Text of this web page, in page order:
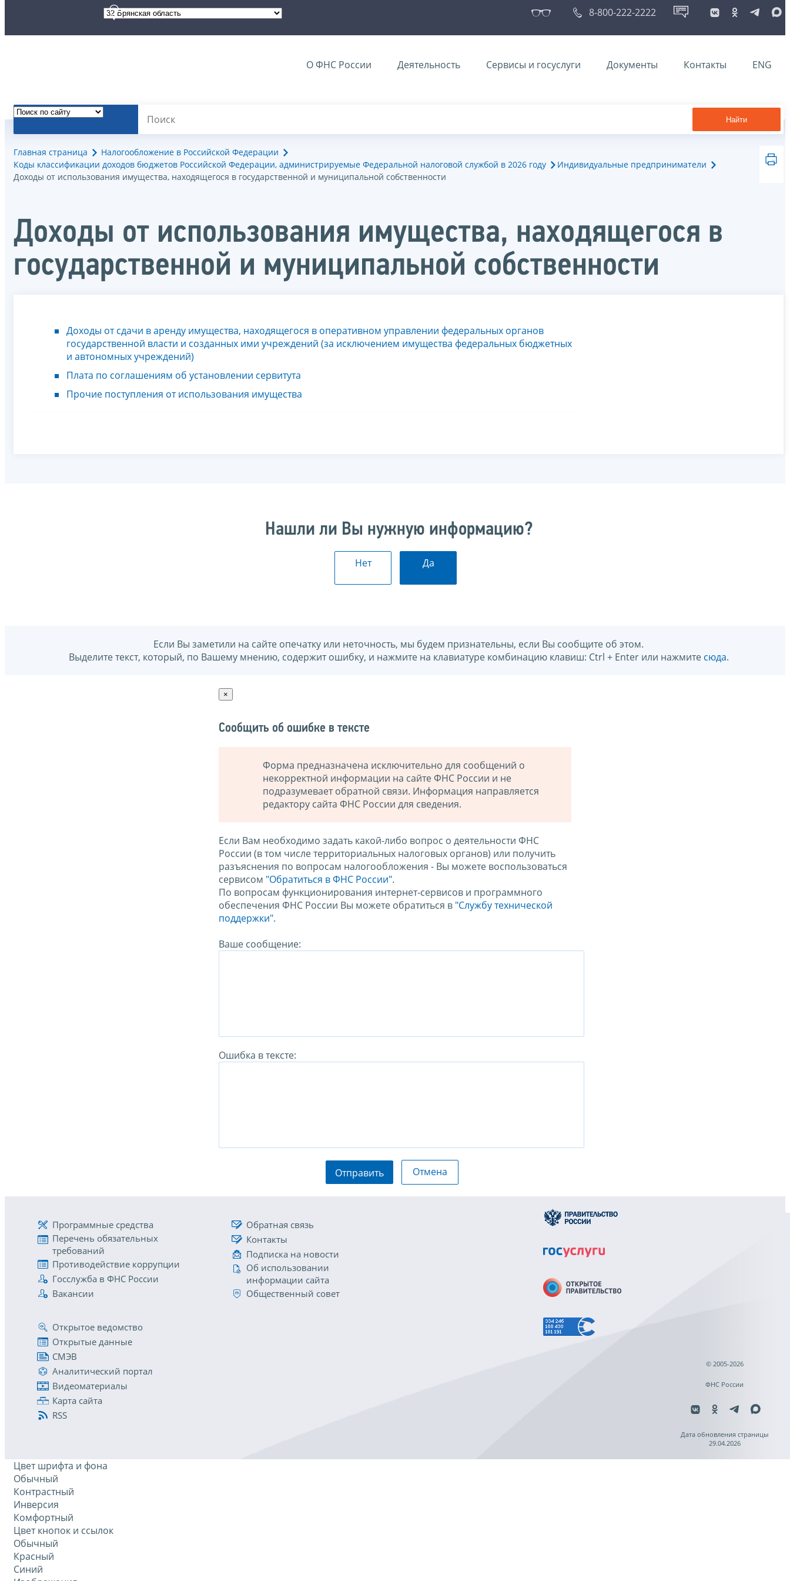
8-800-222-2222
О ФНС России Деятельность Сервисы и госуслуги Документы Контакты ENG
Найти
Главная страница
Налогообложение в Российской Федерации
Коды классификации доходов бюджетов Российской Федерации, администрируемые Федеральной налоговой службой в 2026 году
Индивидуальные предприниматели
Доходы от использования имущества, находящегося в государственной и муниципальной собственности
Доходы от использования имущества, находящегося в
государственной и муниципальной собственности
Доходы от сдачи в аренду имущества, находящегося в оперативном управлении федеральных органов
государственной власти и созданных ими учреждений (за исключением имущества федеральных бюджетных
и автономных учреждений)
Плата по соглашениям об установлении сервитута
Прочие поступления от использования имущества
Нашли ли Вы нужную информацию?
Нет Да
Если Вы заметили на сайте опечатку или неточность, мы будем признательны, если Вы сообщите об этом.
Выделите текст, который, по Вашему мнению, содержит ошибку, и нажмите на клавиатуре комбинацию клавиш: Ctrl + Enter или нажмите сюда.
×
Сообщить об ошибке в тексте
Форма предназначена исключительно для сообщений о
некорректной информации на сайте ФНС России и не
подразумевает обратной связи. Информация направляется
редактору сайта ФНС России для сведения.
Если Вам необходимо задать какой-либо вопрос о деятельности ФНС
России (в том числе территориальных налоговых органов) или получить
разъяснения по вопросам налогообложения - Вы можете воспользоваться
сервисом "Обратиться в ФНС России".
По вопросам функционирования интернет-сервисов и программного
обеспечения ФНС России Вы можете обратиться в "Службу технической
поддержки".
Ваше сообщение:
Ошибка в тексте:
Отправить Отмена
Программные средства
Перечень обязательных
требований
Противодействие коррупции
Госслужба в ФНС России
Вакансии
Обратная связь
Контакты
Подписка на новости
Об использовании
информации сайта
Общественный совет
Открытое ведомство
Открытые данные
СМЭВ
Аналитический портал
Видеоматериалы
Карта сайта
RSS
© 2005-2026
ФНС России
Дата обновления страницы
29.04.2026
Цвет шрифта и фона
Обычный
Контрастный
Инверсия
Комфортный
Цвет кнопок и ссылок
Обычный
Красный
Синий